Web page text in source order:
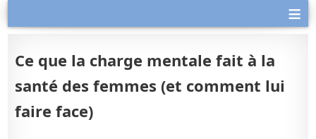
≡
Ce que la charge mentale fait à la
santé des femmes (et comment lui
faire face)